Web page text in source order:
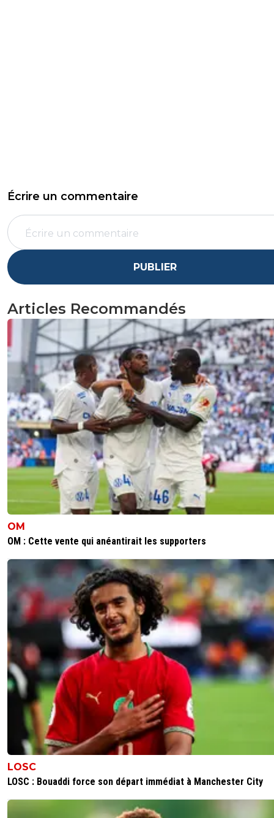
Écrire un commentaire
PUBLIER
Articles Recommandés
OM
OM : Cette vente qui anéantirait les supporters
LOSC
LOSC : Bouaddi force son départ immédiat à Manchester City